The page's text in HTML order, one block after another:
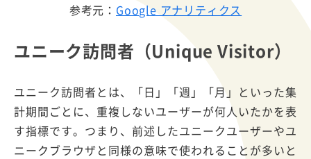
参考元： Google アナリティクス
ユニーク訪問者（Unique Visitor）
ユニーク訪問者とは、「日」「週」「月」といった集
計期間ごとに、重複しないユーザーが何人いたかを表
す指標です。つまり、前述したユニークユーザーやユ
ニークブラウザと同様の意味で使われることが多いと